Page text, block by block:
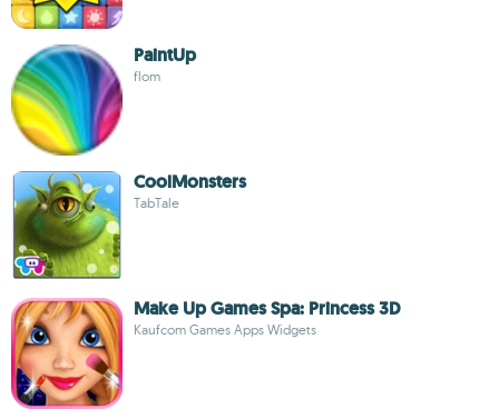
PaintUp
flom
CoolMonsters
TabTale
Make Up Games Spa: Princess 3D
Kaufcom Games Apps Widgets